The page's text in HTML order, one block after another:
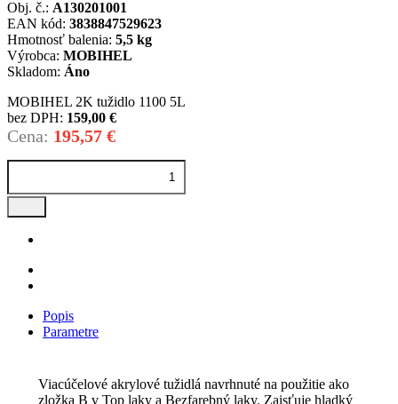
Obj. č.: A130201001
EAN kód: 3838847529623
Hmotnosť balenia: 5,5 kg
Výrobca: MOBIHEL
Skladom: Áno
MOBIHEL 2K tužidlo 1100 5L
bez DPH: 159,00 €
Cena: 195,57 €
Popis
Parametre
Viacúčelové akrylové tužidlá navrhnuté na použitie ako
zložka B v Top laky a Bezfarebný laky. Zaisťuje hladký